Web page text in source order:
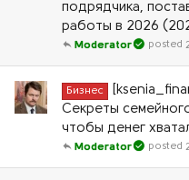
подрядчика,
работы в 2026
Moderator
Бизнес
Секреты
чтобы денег
Moderator